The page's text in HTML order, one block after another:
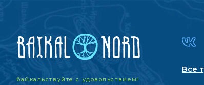
байкальствуйтес удовольствием!
Все